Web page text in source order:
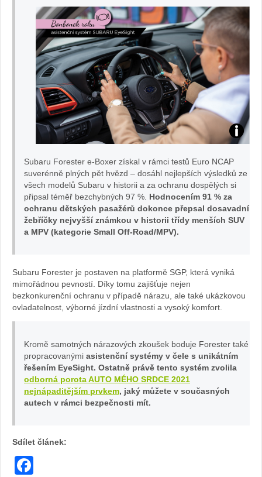
Zdroj:
Subaru
Subaru Forester e-Boxer získal v rámci testů Euro NCAP
suverénně plných pět hvězd – dosáhl nejlepších výsledků ze
všech modelů Subaru v historii a za ochranu dospělých si
připsal téměř bezchybných 97 %. Hodnocením 91 % za
ochranu dětských pasažérů dokonce přepsal dosavadní
žebříčky nejvyšší známkou v historii třídy menších SUV
a MPV (kategorie Small Off-Road/MPV).
Subaru Forester je postaven na platformě SGP, která vyniká
mimořádnou pevností. Díky tomu zajišťuje nejen
bezkonkurenční ochranu v případě nárazu, ale také ukázkovou
ovladatelnost, výborné jízdní vlastnosti a vysoký komfort.
Kromě samotných nárazových zkoušek boduje Forester také
propracovanými asistenční systémy v čele s unikátním
řešením EyeSight. Ostatně právě tento systém zvolila
odborná porota AUTO MÉHO SRDCE 2021
nejnápaditějším prvkem, jaký můžete v současných
autech v rámci bezpečnosti mít.
Sdílet článek: